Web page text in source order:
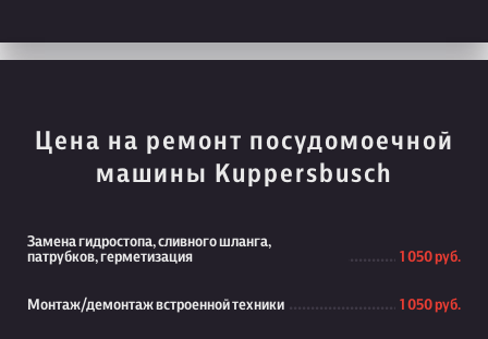
Цена на ремонт посудомоечной
машины Kuppersbusch
Замена гидростопа, сливного шланга,
патрубков, герметизация
1 050 руб.
Монтаж/демонтаж встроенной техники 1 050 руб.